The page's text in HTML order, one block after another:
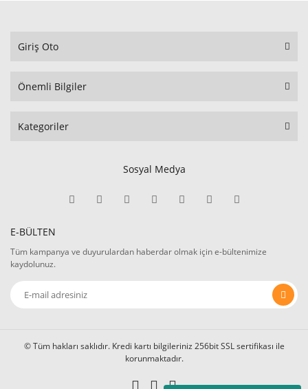
Giriş Oto
Önemli Bilgiler
Kategoriler
Sosyal Medya
E-BÜLTEN
Tüm kampanya ve duyurulardan haberdar olmak için e-bültenimize
kaydolunuz.
© Tüm hakları saklıdır. Kredi kartı bilgileriniz 256bit SSL sertifikası ile
korunmaktadır.